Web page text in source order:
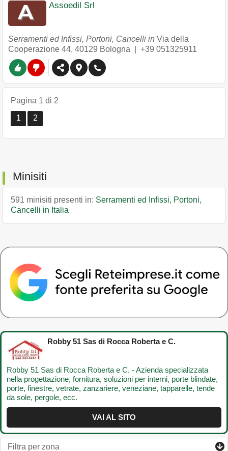
Assoedil Srl
Serramenti ed Infissi, Portoni, Cancelli in Via della
Cooperazione 44, 40129 Bologna +39 051325911
Pagina 1 di 2
1
2
Minisiti
591 minisiti presenti in: Serramenti ed Infissi, Portoni,
Cancelli in Italia
Robby 51 Sas di Rocca Roberta e C.
Robby 51 Sas di Rocca Roberta e C. - Azienda specializzata
nella progettazione, fornitura, soluzioni per interni, porte blindate,
porte, finestre, vetrate, zanzariere, veneziane, tapparelle, tende
da sole, pergole, ecc.
VAI AL SITO